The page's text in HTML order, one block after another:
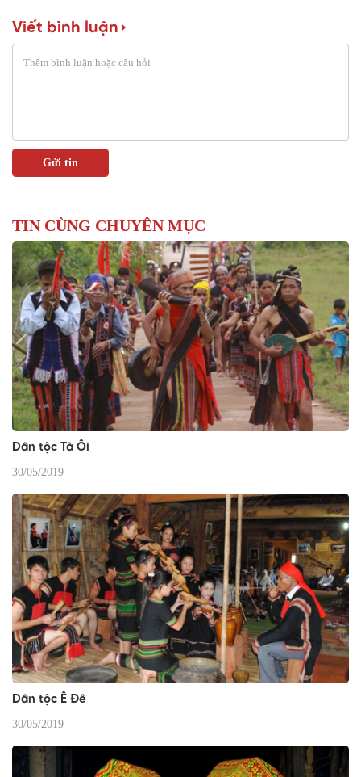
Viết bình luận
TIN CÙNG CHUYÊN MỤC
Dân tộc Tà Ôi
30/05/2019
Dân tộc Ê Đê
30/05/2019